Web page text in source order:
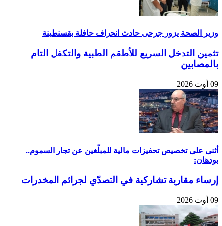
وزير الصحة يزور جرحى حادث انحراف حافلة بقسنطينة
تثمين التدخل السريع للأطقم الطبية والتكفل التام
بالمصابين
09 أوت 2026
أثنى على تخصيص تحفيزات مالية للمبلّغين عن تجار السموم..
بودهان:
إرساء مقاربة تشاركية في التصدّي لجرائم المخدرات
09 أوت 2026